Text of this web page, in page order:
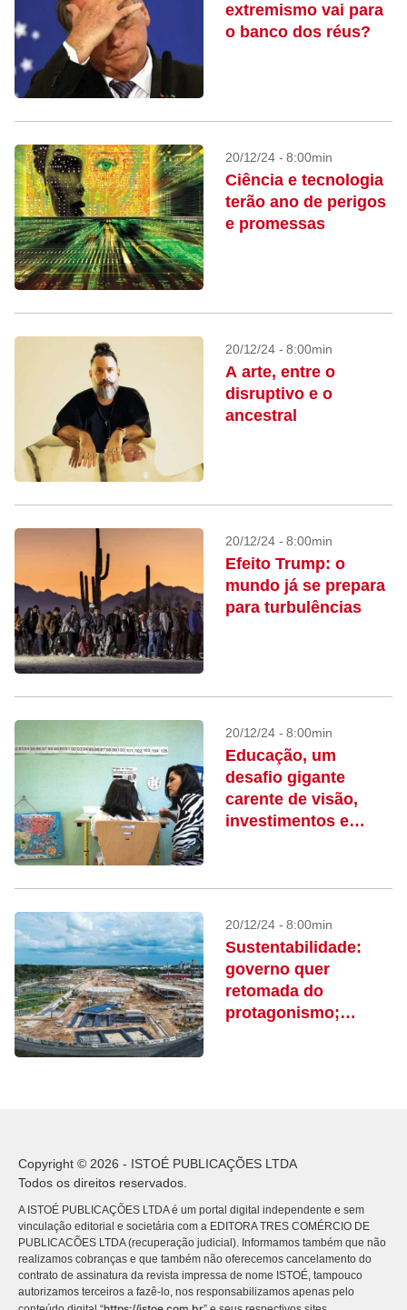
extremismo vai para
o banco dos réus?
20/12/24 - 8:00min
Ciência e tecnologia
terão ano de perigos
e promessas
20/12/24 - 8:00min
A arte, entre o
disruptivo e o
ancestral
20/12/24 - 8:00min
Efeito Trump: o
mundo já se prepara
para turbulências
20/12/24 - 8:00min
Educação, um
desafio gigante
carente de visão,
investimentos e
20/12/24 - 8:00min
Sustentabilidade:
governo quer
retomada do
protagonismo;
Copyright © 2026 - ISTOÉ PUBLICAÇÕES LTDA
Todos os direitos reservados.
A ISTOÉ PUBLICAÇÕES LTDA é um portal digital independente e sem
vinculação editorial e societária com a EDITORA TRES COMÉRCIO DE
PUBLICACÕES LTDA (recuperação judicial). Informamos também que não
realizamos cobranças e que também não oferecemos cancelamento do
contrato de assinatura da revista impressa de nome ISTOÉ, tampouco
autorizamos terceiros a fazê-lo, nos responsabilizamos apenas pelo